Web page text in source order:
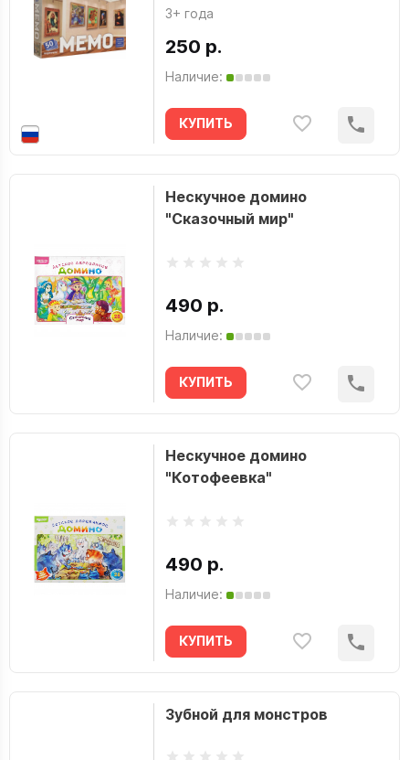
3+ года
250 р.
Наличие:
КУПИТЬ
Нескучное домино
"Сказочный мир"
490 р.
Наличие:
КУПИТЬ
Нескучное домино
"Котофеевка"
490 р.
Наличие:
КУПИТЬ
Зубной для монстров